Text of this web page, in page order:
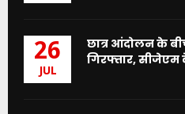
26
JUL
छात्र आंदोलन के
गिरफ्तार, सीजेएम